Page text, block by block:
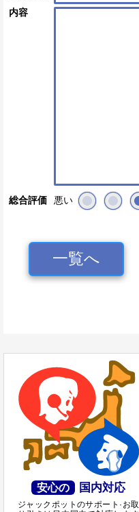
内容
総合評価 悪い
一覧へ
安心の 国内対応
ジャックポットのサポート·お取